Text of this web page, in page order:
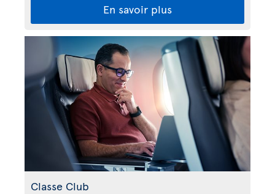
En savoir plus
Classe Club